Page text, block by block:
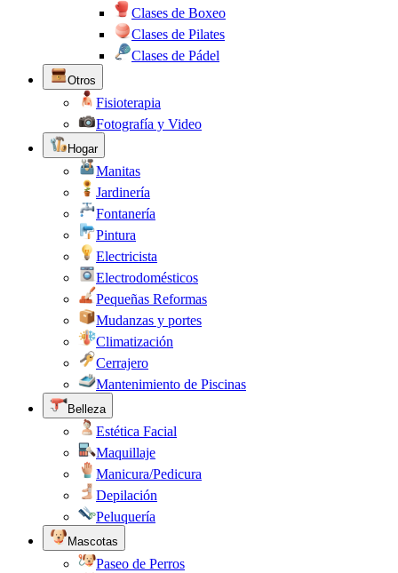
Clases de Boxeo
Clases de Pilates
Clases de Pádel
Otros
Fisioterapia
Fotografía y Video
Hogar
Manitas
Jardinería
Fontanería
Pintura
Electricista
Electrodomésticos
Pequeñas Reformas
Mudanzas y portes
Climatización
Cerrajero
Mantenimiento de Piscinas
Belleza
Estética Facial
Maquillaje
Manicura/Pedicura
Depilación
Peluquería
Mascotas
Paseo de Perros